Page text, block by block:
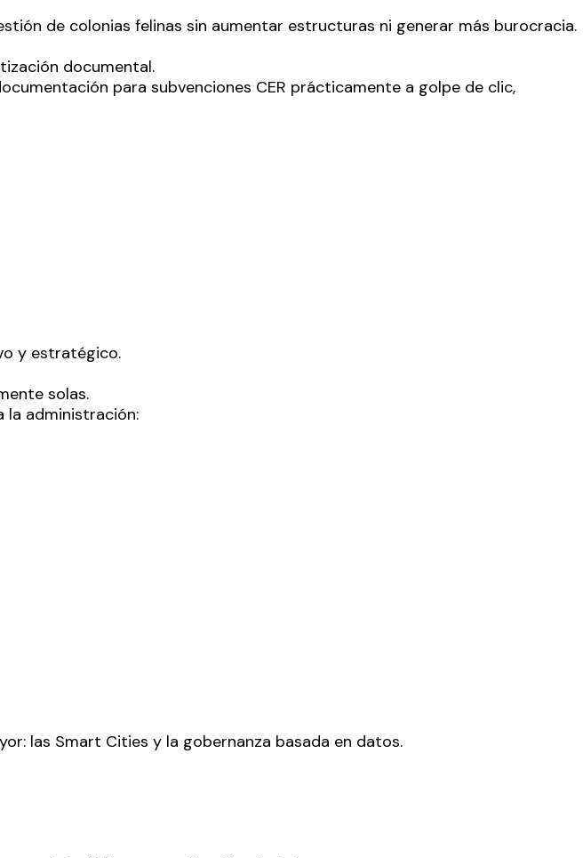
de colonias felinas sin aumentar estructuras ni generar más burocracia.
documental.
para subvenciones CER prácticamente a golpe de clic,
y estratégico.
solas.
la administración:
las Smart Cities y la gobernanza basada en datos.